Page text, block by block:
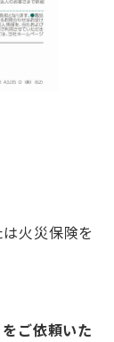
火災保険を
ご依頼いた